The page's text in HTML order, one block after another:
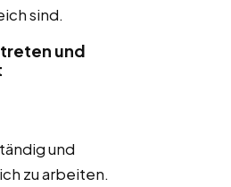
sind.
und
und
zu arbeiten.